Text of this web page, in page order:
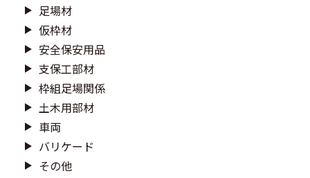
足場材
仮枠材
安全保安用品
支保工部材
枠組足場関係
土木用部材
車両
バリケード
その他